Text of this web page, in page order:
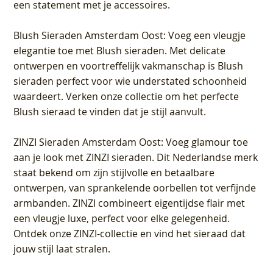
een statement met je accessoires.
Blush Sieraden Amsterdam Oost: Voeg een vleugje
elegantie toe met Blush sieraden. Met delicate
ontwerpen en voortreffelijk vakmanschap is Blush
sieraden perfect voor wie understated schoonheid
waardeert. Verken onze collectie om het perfecte
Blush sieraad te vinden dat je stijl aanvult.
ZINZI Sieraden Amsterdam Oost: Voeg glamour toe
aan je look met ZINZI sieraden. Dit Nederlandse merk
staat bekend om zijn stijlvolle en betaalbare
ontwerpen, van sprankelende oorbellen tot verfijnde
armbanden. ZINZI combineert eigentijdse flair met
een vleugje luxe, perfect voor elke gelegenheid.
Ontdek onze ZINZI-collectie en vind het sieraad dat
jouw stijl laat stralen.